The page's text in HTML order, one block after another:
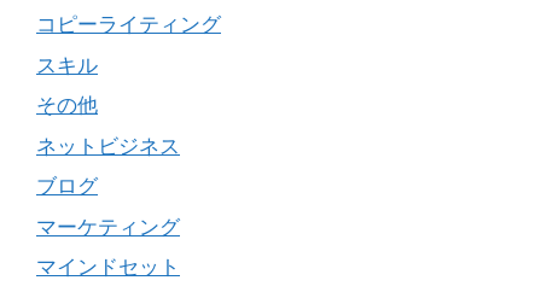
コピーライティング
スキル
その他
ネットビジネス
ブログ
マーケティング
マインドセット